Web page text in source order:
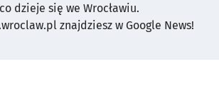
dzieje się we Wrocławiu.
znajdziesz w Google News!